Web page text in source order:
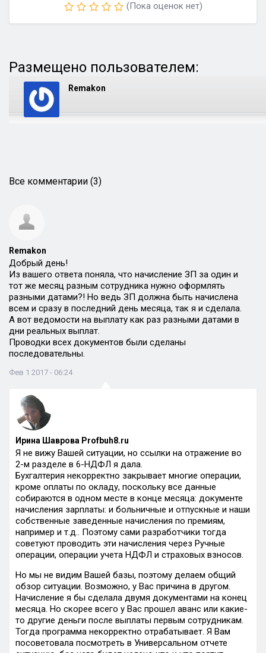
(Пока оценок нет)
Размещено пользователем:
Remakon
Все комментарии (3)
Remakon
Добрый день!
Из вашего ответа поняла, что начисление ЗП за один и
тот же месяц разным сотрудника нужно оформлять
разными датами?! Но ведь ЗП должна быть начислена
всем и сразу в последний день месяца, так я и сделала.
А вот ведомости на выплату как раз разными датами в
дни реальных выплат.
Проводки всех документов были сделаны
последовательны.
Фев 1 2017 - 06:24
Ирина Шаврова Profbuh8.ru
Я не вижу Вашей ситуации, но ссылки на отражение во
2-м разделе в 6-НДФЛ я дала.
Бухгалтерия некорректно закрывает многие операции,
кроме оплаты по окладу, поскольку все данные
собираются в одном месте в конце месяца: документе
начисления зарплаты: и больничные и отпускные и наши
собственные заведенные начисления по премиям,
например и т.д.. Поэтому сами разработчики тогда
советуют проводить эти начисления через Ручные
операции, операции учета НДФЛ и страховых взносов.
Но мы не видим Вашей базы, поэтому делаем общий
обзор ситуации. Возможно, у Вас причина в другом.
Начисление я бы сделала двумя документами на конец
месяца. Но скорее всего у Вас прошел аванс или какие-
то другие деньги после выплаты первым сотрудникам.
Тогда программа некорректно отрабатывает. Я Вам
посоветовала посмотреть в Универсальном отчете